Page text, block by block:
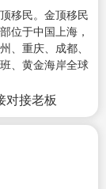
移民。金顶移民
位于中国上海，
、重庆、成都、
、黄金海岸全球
对接老板